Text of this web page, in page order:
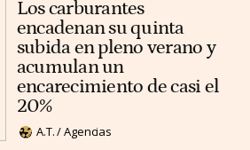
Los carburantes
encadenan su quinta
subida en pleno verano y
acumulan un
encarecimiento de casi el
20%
A.T. / Agencias